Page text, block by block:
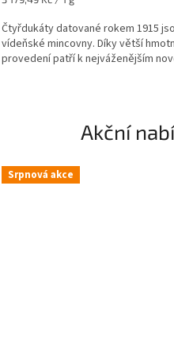
4,8
z
5
hvězdiček.
Čtyřdukáty datované rokem 1915
vídeňské mincovny. Díky větší
provedení patří k nejváženějším
Akční
Srpnová akce